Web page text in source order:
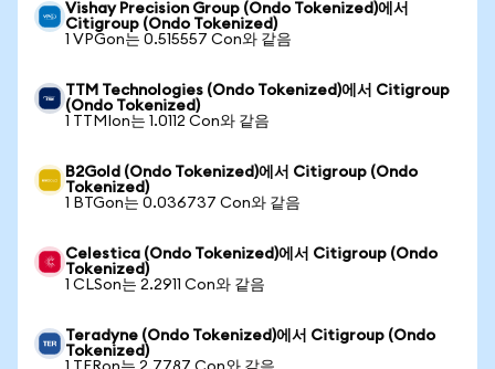
Vishay Precision Group (Ondo Tokenized)에서
Citigroup (Ondo Tokenized)
1 VPGon는 0.515557 Con와 같음
TTM Technologies (Ondo Tokenized)에서 Citigroup
(Ondo Tokenized)
1 TTMIon는 1.0112 Con와 같음
B2Gold (Ondo Tokenized)에서 Citigroup (Ondo
Tokenized)
1 BTGon는 0.036737 Con와 같음
Celestica (Ondo Tokenized)에서 Citigroup (Ondo
Tokenized)
1 CLSon는 2.2911 Con와 같음
Teradyne (Ondo Tokenized)에서 Citigroup (Ondo
Tokenized)